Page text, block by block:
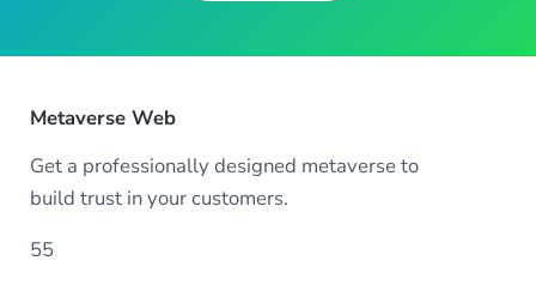
Metaverse Web
Get a professionally designed metaverse to
build trust in your customers.
55